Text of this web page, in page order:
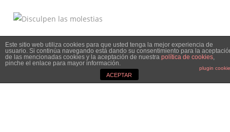
Este sitio web utiliza cookies para que usted tenga la mejor experiencia de
usuario. Si continúa navegando está dando su consentimiento para la
de las mencionadas cookies y la aceptación de nuestra política de cookies
pinche el enlace para mayor información.
plugin
ACEPTAR